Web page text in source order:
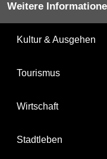
Weitere
Kultur & Ausgehen
Tourismus
Wirtschaft
Stadtleben